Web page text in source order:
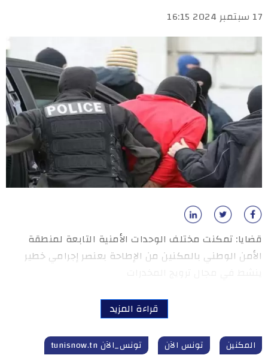
17 سبتمبر 2024 16:15
قضايا: تمكنت مختلف الوحدات الأمنية التابعة لمنطقة
الأمن الوطني بالمكنين من الإطاحة بعنصر إجرامي خطير
قراءة المزيد
المكنين تونس الآن
تونس_الآن tunisnow.tn